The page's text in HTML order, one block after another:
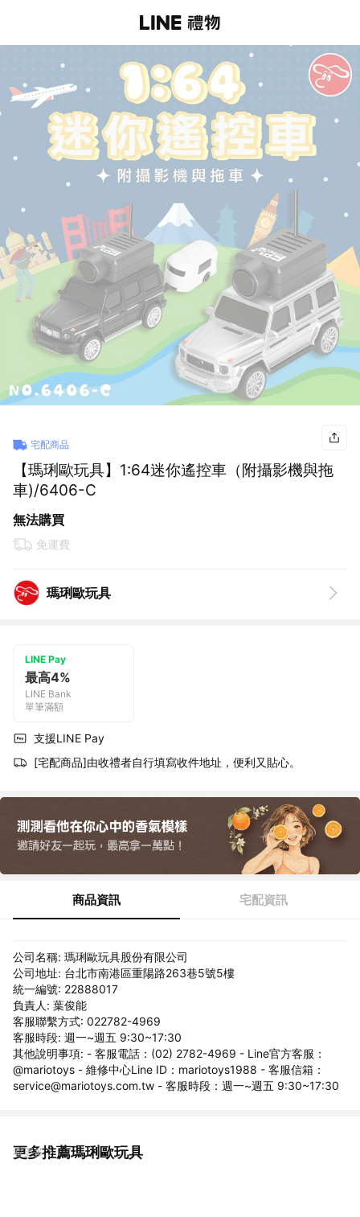
宅配商品
【瑪琍歐玩具】1:64迷你遙控車（附攝影機與拖
車)/6406-C
無法購買
免運費
瑪琍歐玩具
LINE Pay
最高4%
LINE Bank
單筆滿額
支援LINE Pay
[宅配商品]由收禮者自行填寫收件地址，便利又貼心。
商品資訊 宅配資訊
公司名稱: 瑪琍歐玩具股份有限公司
公司地址: 台北市南港區重陽路263巷5號5樓
統一編號: 22888017
負責人: 葉俊能
客服聯繫方式: 022782-4969
客服時段: 週一~週五 9:30~17:30
其他說明事項: - 客服電話：(02) 2782-4969 - Line官方客服：
@mariotoys - 維修中心Line ID：mariotoys1988 - 客服信箱：
service@mariotoys.com.tw - 客服時段：週一~週五 9:30~17:30
更多推薦瑪琍歐玩具
看更多